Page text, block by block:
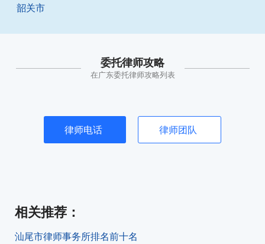
韶关市
委托律师攻略
在广东委托律师攻略列表
律师电话 律师团队
相关推荐 ：
汕尾市律师事务所排名前十名